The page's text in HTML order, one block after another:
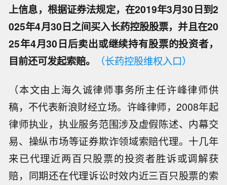
上信息，根据证券法规定，在2019年3月30日到2
025年4月30日之间买入长药控股股票，并且在20
25年4月30日后卖出或继续持有股票的投资者，
目前还可发起索赔。
（长药控股维权入口）
（本文由上海久诚律师事务所主任许峰律师供
稿，不代表新浪财经立场。许峰律师，2008年起
律师执业，执业服务范围涉及虚假陈述、内幕交
易、操纵市场等证券欺诈领域索赔代理。十几年
来已代理近两百只股票的投资者胜诉或调解获
赔，同期还在代理诉讼时效内近三百只股票的索